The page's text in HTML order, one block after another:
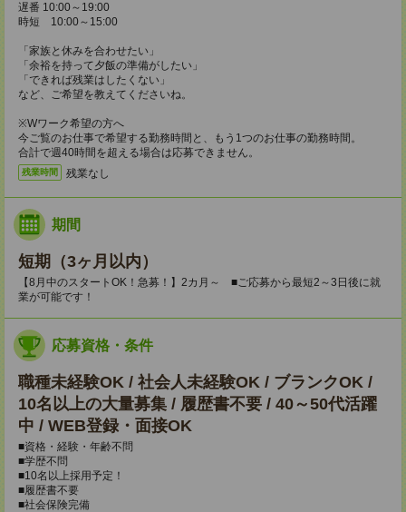
遅番 10:00～19:00
時短 10:00～15:00
「家族と休みを合わせたい」
「余裕を持って夕飯の準備がしたい」
「できれば残業はしたくない」
など、ご希望を教えてくださいね。
※Wワーク希望の方へ
今ご覧のお仕事で希望する勤務時間と、もう1つのお仕事の勤務時間。
合計で週40時間を超える場合は応募できません。
残業時間 残業なし
期間
短期（3ヶ月以内）
【8月中のスタートOK！急募！】2カ月～ ■ご応募から最短2～3日後に就
業が可能です！
応募資格・条件
職種未経験OK / 社会人未経験OK / ブランクOK /
10名以上の大量募集 / 履歴書不要 / 40～50代活躍
中 / WEB登録・面接OK
■資格・経験・年齢不問
■学歴不問
■10名以上採用予定！
■履歴書不要
■社会保険完備